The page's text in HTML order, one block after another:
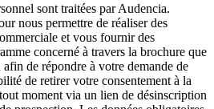
sont traitées par Audencia.
nous permettre de réaliser des
et vous fournir des
concerné à travers la brochure que
de répondre à votre demande de
de retirer votre consentement à la
moment via un lien de désinscription